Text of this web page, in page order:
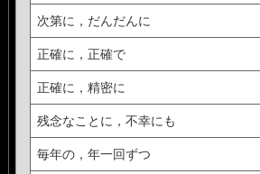
次第に，だんだんに
正確に，正確で
正確に，精密に
残念なことに，不幸にも
毎年の，年一回ずつ